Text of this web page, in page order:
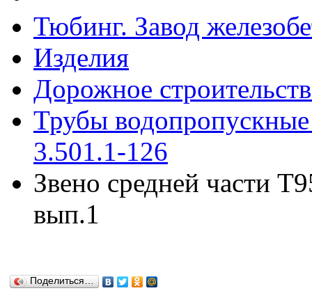
Тюбинг. Завод
Изделия
Дорожное
Трубы
3.501.1-126
Звено средней части
вып.1
Поделиться…